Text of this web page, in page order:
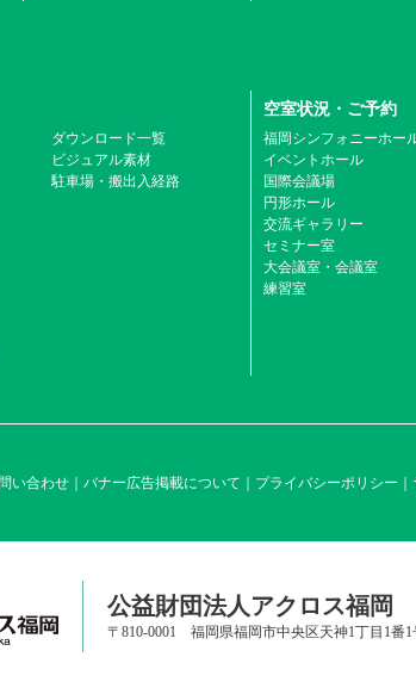
ダウンロード一覧
ビジュアル素材
駐車場・搬出入経路
空室状況・ご予約
福岡シンフォニーホー
イベントホール
国際会議場
円形ホール
交流ギャラリー
セミナー室
大会議室・会議室
練習室
い合わせ バナー広告掲載について プライバシーポリシー
公益財団法人アクロス福岡
〒810-0001 福岡県福岡市中央区天神1丁目1番1